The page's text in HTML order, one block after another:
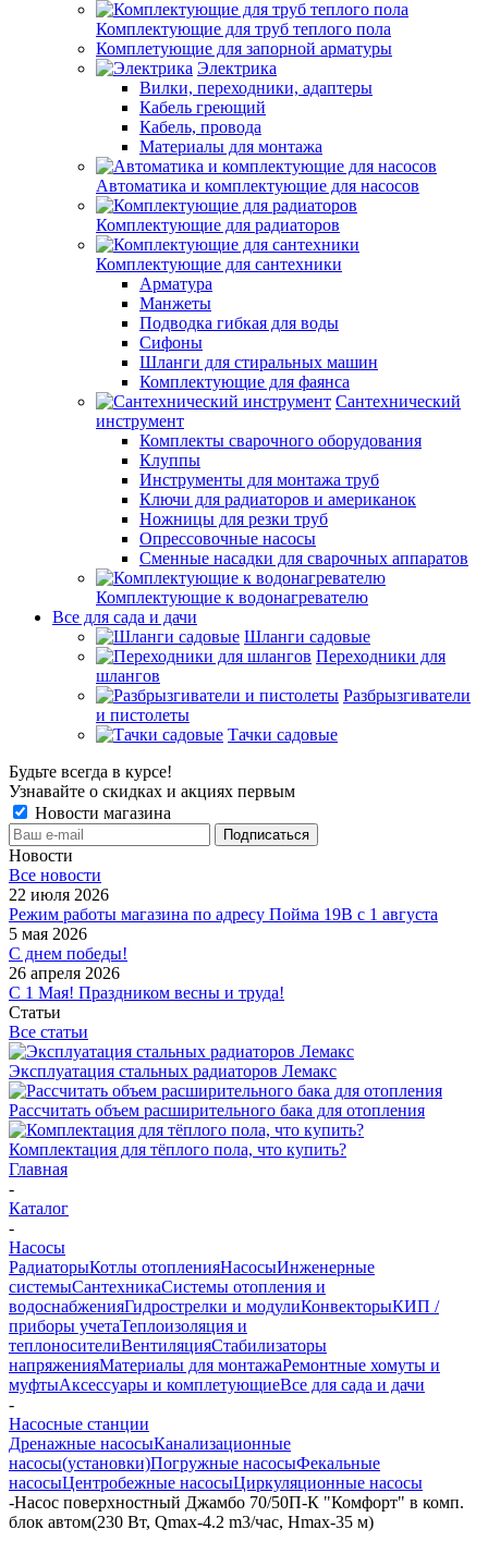
Комплектующие для труб теплого пола
Комплетующие для запорной арматуры
Электрика
Вилки, переходники, адаптеры
Кабель греющий
Кабель, провода
Материалы для монтажа
Автоматика и комплектующие для насосов
Комплектующие для радиаторов
Комплектующие для сантехники
Арматура
Манжеты
Подводка гибкая для воды
Сифоны
Шланги для стиральных машин
Комплектующие для фаянса
Сантехнический
инструмент
Комплекты сварочного оборудования
Клуппы
Инструменты для монтажа труб
Ключи для радиаторов и американок
Ножницы для резки труб
Опрессовочные насосы
Сменные насадки для сварочных аппаратов
Комплектующие к водонагревателю
Все для сада и дачи
Шланги садовые
Переходники для
шлангов
Разбрызгиватели
и пистолеты
Тачки садовые
Будьте всегда в курсе!
Узнавайте о скидках и акциях первым
Новости магазина
Новости
Все новости
22 июля 2026
Режим работы магазина по адресу Пойма 19В с 1 августа
5 мая 2026
С днем победы!
26 апреля 2026
С 1 Мая! Праздником весны и труда!
Статьи
Все статьи
Эксплуатация стальных радиаторов Лемакс
Рассчитать объем расширительного бака для отопления
Комплектация для тёплого пола, что купить?
Главная
-
Каталог
-
Насосы
РадиаторыКотлы отопленияНасосыИнженерные
системыСантехникаСистемы отопления и
водоснабженияГидрострелки и модулиКонвекторыКИП /
приборы учетаТеплоизоляция и
теплоносителиВентиляцияСтабилизаторы
напряженияМатериалы для монтажаРемонтные хомуты и
муфтыАксессуары и комплетующиеВсе для сада и дачи
-
Насосные станции
Дренажные насосыКанализационные
насосы(установки)Погружные насосыФекальные
насосыЦентробежные насосыЦиркуляционные насосы
-Насос поверхностный Джамбо 70/50П-К "Комфорт" в комп.
блок автом(230 Вт, Qmax-4.2 m3/час, Hmax-35 м)